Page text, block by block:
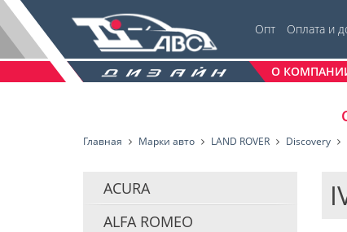
Опт Оплата и
О
Главная Марки авто LAND ROVER Discovery
ACURA
ALFA ROMEO